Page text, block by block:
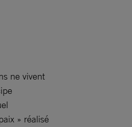
ne vivent
» réalisé